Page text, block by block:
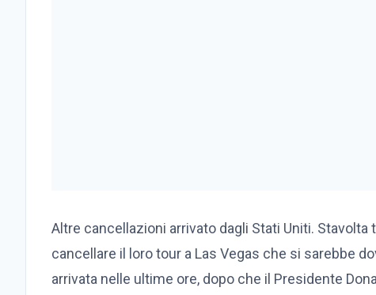
Altre cancellazioni arrivato dagli Stati Uniti. Stavolta
cancellare il loro tour a Las Vegas che si sarebbe
arrivata nelle ultime ore, dopo che il Presidente